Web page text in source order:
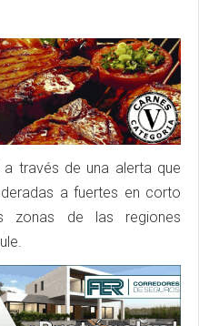
través de una alerta que
a fuertes en corto
zonas de las regiones